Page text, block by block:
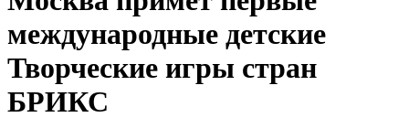
международные детские
Творческие игры стран
БРИКС